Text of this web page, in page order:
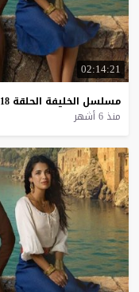
02:14:21
مسلسل الخليفة الحلقة 18
منذ 6 أشهر